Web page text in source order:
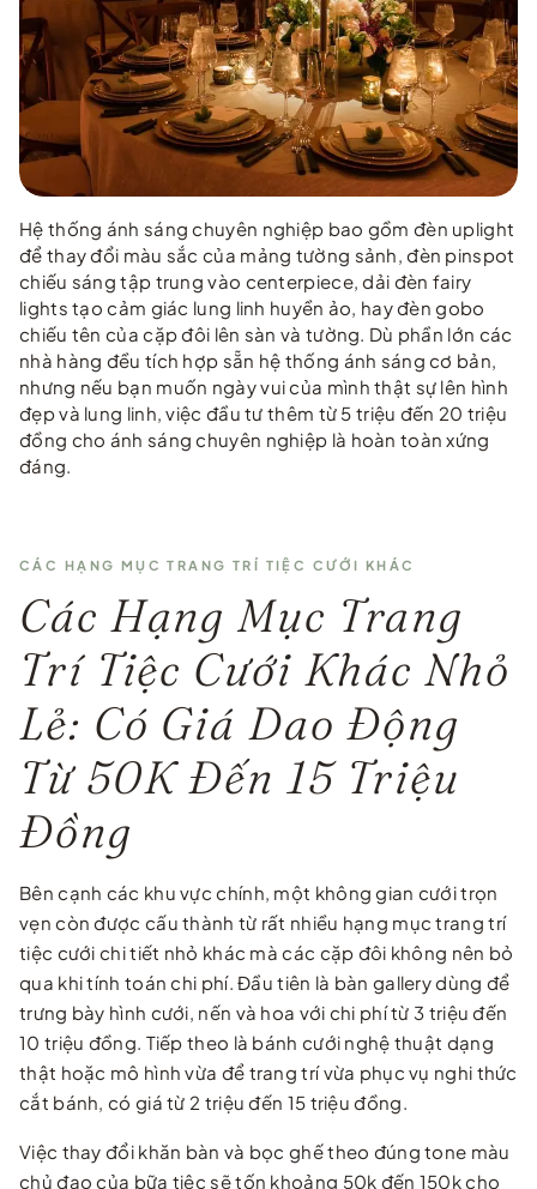
Hệ thống ánh sáng chuyên nghiệp bao gồm đèn uplight
để thay đổi màu sắc của mảng tường sảnh, đèn pinspot
chiếu sáng tập trung vào centerpiece, dải đèn fairy
lights tạo cảm giác lung linh huyền ảo, hay đèn gobo
chiếu tên của cặp đôi lên sàn và tường. Dù phần lớn các
nhà hàng đều tích hợp sẵn hệ thống ánh sáng cơ bản,
nhưng nếu bạn muốn ngày vui của mình thật sự lên hình
đẹp và lung linh, việc đầu tư thêm từ 5 triệu đến 20 triệu
đồng cho ánh sáng chuyên nghiệp là hoàn toàn xứng
đáng.
CÁC HẠNG MỤC TRANG TRÍ TIỆC CƯỚI KHÁC
Các Hạng Mục Trang
Trí Tiệc Cưới Khác Nhỏ
Lẻ: Có Giá Dao Động
Từ 50K Đến 15 Triệu
Đồng
Bên cạnh các khu vực chính, một không gian cưới trọn
vẹn còn được cấu thành từ rất nhiều hạng mục trang trí
tiệc cưới chi tiết nhỏ khác mà các cặp đôi không nên bỏ
qua khi tính toán chi phí. Đầu tiên là bàn gallery dùng để
trưng bày hình cưới, nến và hoa với chi phí từ 3 triệu đến
10 triệu đồng. Tiếp theo là bánh cưới nghệ thuật dạng
thật hoặc mô hình vừa để trang trí vừa phục vụ nghi thức
cắt bánh, có giá từ 2 triệu đến 15 triệu đồng.
Việc thay đổi khăn bàn và bọc ghế theo đúng tone màu
chủ đạo của bữa tiệc sẽ tốn khoảng 50k đến 150k cho